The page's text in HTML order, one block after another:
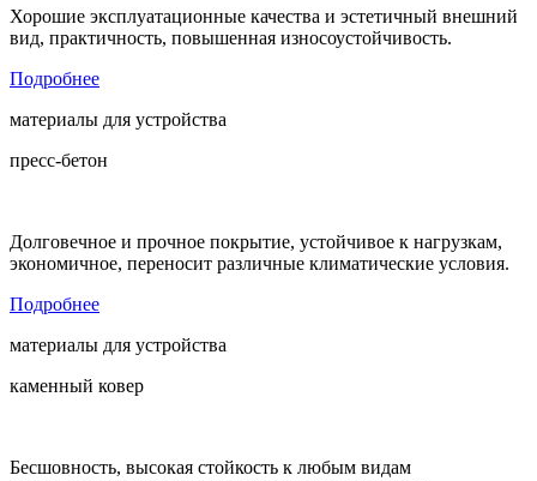
Хорошие эксплуатационные качества и эстетичный внешний
вид, практичность, повышенная износоустойчивость.
Подробнее
материалы для устройства
пресс-бетон
Долговечное и прочное покрытие, устойчивое к нагрузкам,
экономичное, переносит различные климатические условия.
Подробнее
материалы для устройства
каменный ковер
Бесшовность, высокая стойкость к любым видам